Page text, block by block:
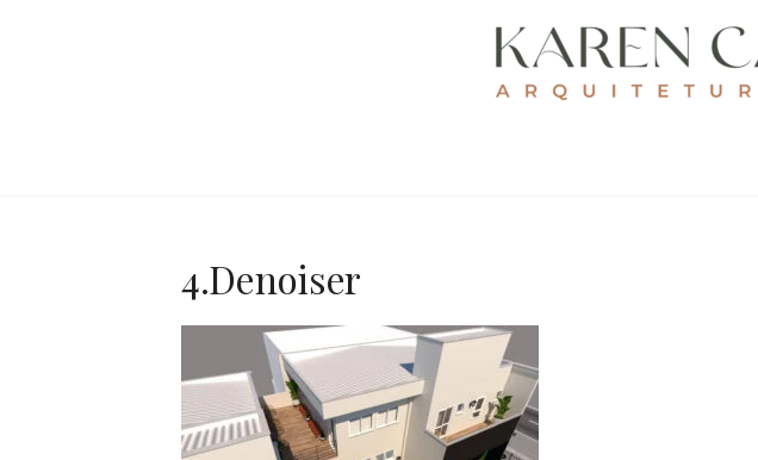
4.Denoiser